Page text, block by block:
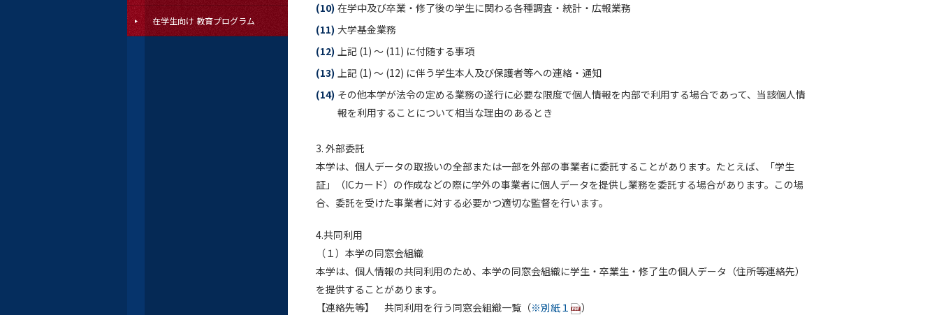
(10) 在学中及び卒業・修了後の学生に関わる各種調査・統計・広報業務
(11) 大学基金業務
(12) 上記 (1) ～ (11) に付随する事項
(13) 上記 (1) ～ (12) に伴う学生本人及び保護者等への連絡・通知
(14) その他本学が法令の定める業務の遂行に必要な限度で個人情報を内部で利用する場合であって、当該個人情
報を利用することについて相当な理由のあるとき
3. 外部委託
本学は、個人データの取扱いの全部または一部を外部の事業者に委託することがあります。たとえば、「学生
証」（ICカード）の作成などの際に学外の事業者に個人データを提供し業務を委託する場合があります。この場
合、委託を受けた事業者に対する必要かつ適切な監督を行います。
4.共同利用
（１）本学の同窓会組織
本学は、個人情報の共同利用のため、本学の同窓会組織に学生・卒業生・修了生の個人データ（住所等連絡先）
を提供することがあります。
【連絡先等】 共同利用を行う同窓会組織一覧（※別紙１
）
在学生向け 教育プログラム